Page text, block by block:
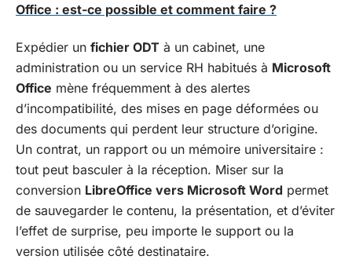
Office : est-ce possible et comment faire ?
Expédier un fichier ODT à un cabinet, une
administration ou un service RH habitués à Microsoft
Office mène fréquemment à des alertes
d’incompatibilité, des mises en page déformées ou
des documents qui perdent leur structure d’origine.
Un contrat, un rapport ou un mémoire universitaire :
tout peut basculer à la réception. Miser sur la
conversion LibreOffice vers Microsoft Word permet
de sauvegarder le contenu, la présentation, et d’éviter
l’effet de surprise, peu importe le support ou la
version utilisée côté destinataire.